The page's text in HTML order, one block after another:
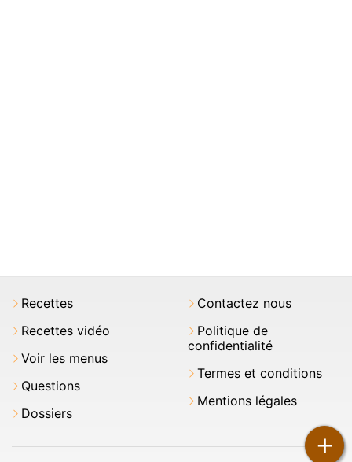
+
Recettes
Recettes vidéo
Voir les menus
Questions
Dossiers
Contactez nous
Politique de
confidentialité
Termes et conditions
Mentions légales